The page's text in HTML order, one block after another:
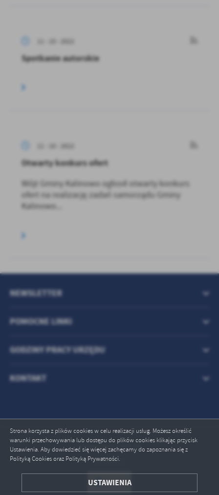
Strona korzysta z plików cookies w celu realizacji usług. Możesz określić
warunki przechowywania lub dostępu do plików cookies klikając przycisk
Ustawienia. Aby dowiedzieć się więcej zachęcamy do zapoznania się z
Polityką Cookies oraz Polityką Prywatności.
USTAWIENIA
Spotkanie autorskie
Otwarty konkurs ofert
Wójt Gminy Kalinowo ogłosił otwarty konkurs
ofert na realizację zadań samorządu Gminy
Kalinowo...
POMOCNE LINKI
NEWSLETTER
GODZINY PRACY URZĘDU
KONTAKT
Odwiedzin: 709014
Online: 1